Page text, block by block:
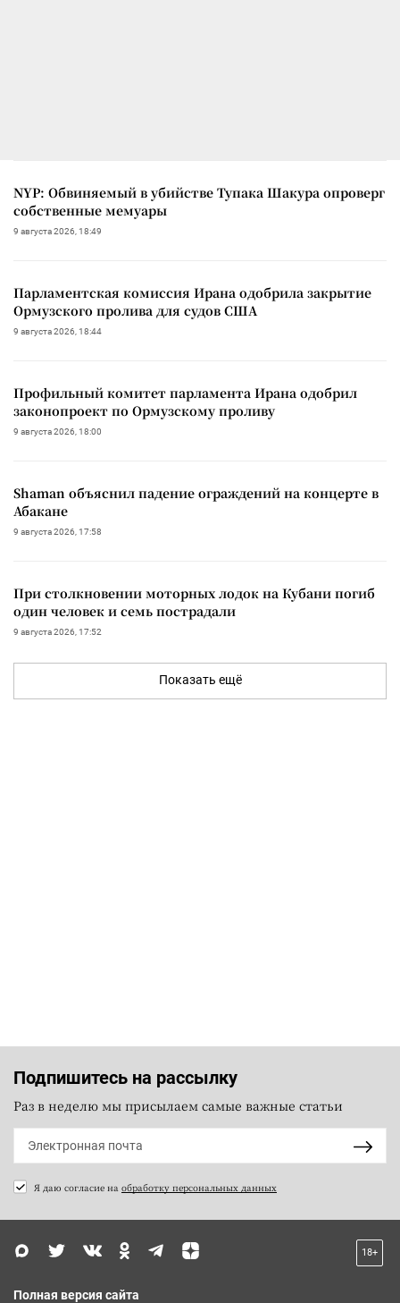
NYP: Обвиняемый в убийстве Тупака Шакура опроверг
собственные мемуары
9 августа 2026, 18:49
Парламентская комиссия Ирана одобрила закрытие
Ормузского пролива для судов США
9 августа 2026, 18:44
Профильный комитет парламента Ирана одобрил
законопроект по Ормузскому проливу
9 августа 2026, 18:00
Shaman объяснил падение ограждений на концерте в
Абакане
9 августа 2026, 17:58
При столкновении моторных лодок на Кубани погиб
один человек и семь пострадали
9 августа 2026, 17:52
Показать ещё
Подпишитесь на рассылку
Раз в неделю мы присылаем самые важные статьи
Я даю согласие на обработку персональных данных
18+
Полная версия сайта